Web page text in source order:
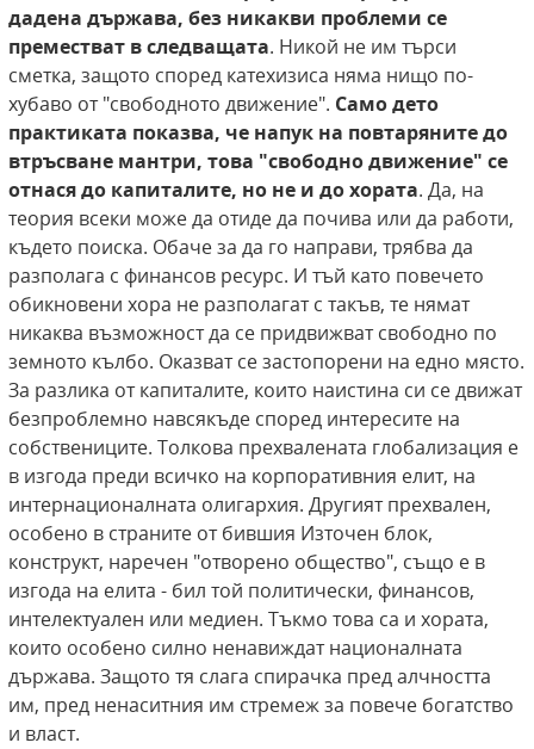
дадена държава, без никакви проблеми се
преместват в следващата. Никой не им търси
сметка, защото според катехизиса няма нищо по-
хубаво от "свободното движение". Само дето
практиката показва, че напук на повтаряните до
втръсване мантри, това "свободно движение" се
отнася до капиталите, но не и до хората. Да, на
теория всеки може да отиде да почива или да работи,
където поиска. Обаче за да го направи, трябва да
разполага с финансов ресурс. И тъй като повечето
обикновени хора не разполагат с такъв, те нямат
никаква възможност да се придвижват свободно по
земното кълбо. Оказват се застопорени на едно място.
За разлика от капиталите, които наистина си се движат
безпроблемно навсякъде според интересите на
собствениците. Толкова прехвалената глобализация е
в изгода преди всичко на корпоративния елит, на
интернационалната олигархия. Другият прехвален,
особено в страните от бившия Източен блок,
конструкт, наречен "отворено общество", също е в
изгода на елита - бил той политически, финансов,
интелектуален или медиен. Тъкмо това са и хората,
които особено силно ненавиждат националната
държава. Защото тя слага спирачка пред алчността
им, пред ненаситния им стремеж за повече богатство
и власт.